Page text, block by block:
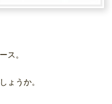
ス。
ょうか。